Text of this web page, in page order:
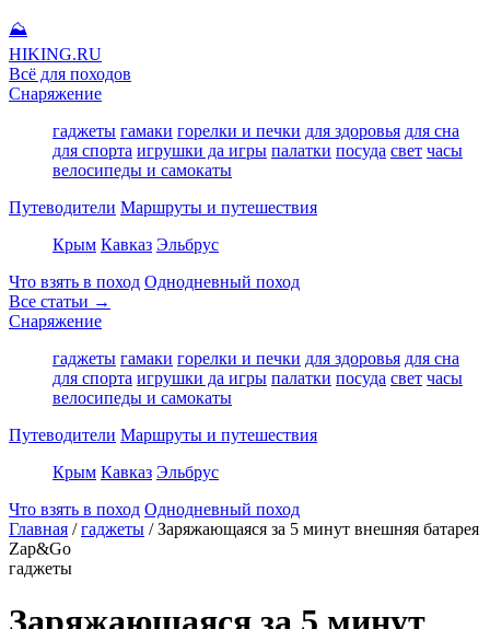
⛰
HIKING.RU
Всё для походов
Снаряжение
гаджеты гамаки горелки и печки для здоровья для сна
для спорта игрушки да игры палатки посуда свет часы
велосипеды и самокаты
Путеводители Маршруты и путешествия
Крым Кавказ Эльбрус
Что взять в поход Однодневный поход
Все статьи →
Снаряжение
гаджеты гамаки горелки и печки для здоровья для сна
для спорта игрушки да игры палатки посуда свет часы
велосипеды и самокаты
Путеводители Маршруты и путешествия
Крым Кавказ Эльбрус
Что взять в поход Однодневный поход
Главная / гаджеты / Заряжающаяся за 5 минут внешняя батарея
Zap&Go
гаджеты